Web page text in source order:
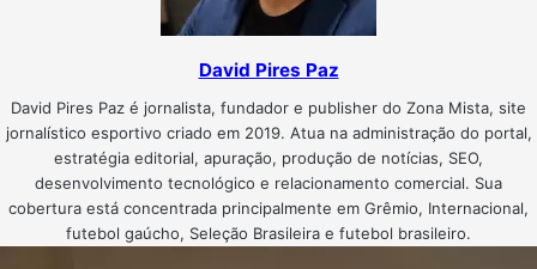
David Pires Paz
David Pires Paz é jornalista, fundador e publisher do Zona Mista, site
jornalístico esportivo criado em 2019. Atua na administração do portal,
estratégia editorial, apuração, produção de notícias, SEO,
desenvolvimento tecnológico e relacionamento comercial. Sua
cobertura está concentrada principalmente em Grêmio, Internacional,
futebol gaúcho, Seleção Brasileira e futebol brasileiro.